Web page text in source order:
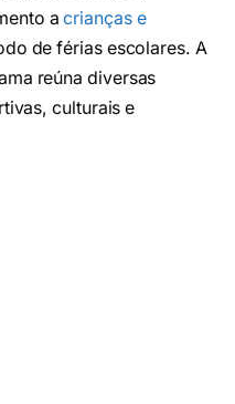
acrianças e
de férias escolares. A
reúna diversas
culturais e